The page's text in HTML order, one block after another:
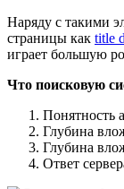
Наряду с такими
страницы как title
играет большую
Что поисковую
Понятность
Глубина
Глубина
Ответ